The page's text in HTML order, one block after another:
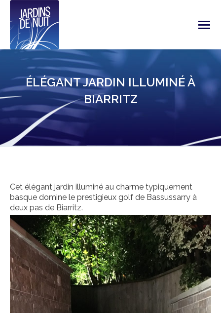
ÉLÉGANT JARDIN ILLUMINÉ À
BIARRITZ
Cet élégant jardin illuminé au charme typiquement
basque domine le prestigieux golf de Bassussarry à
deux pas de Biarritz.